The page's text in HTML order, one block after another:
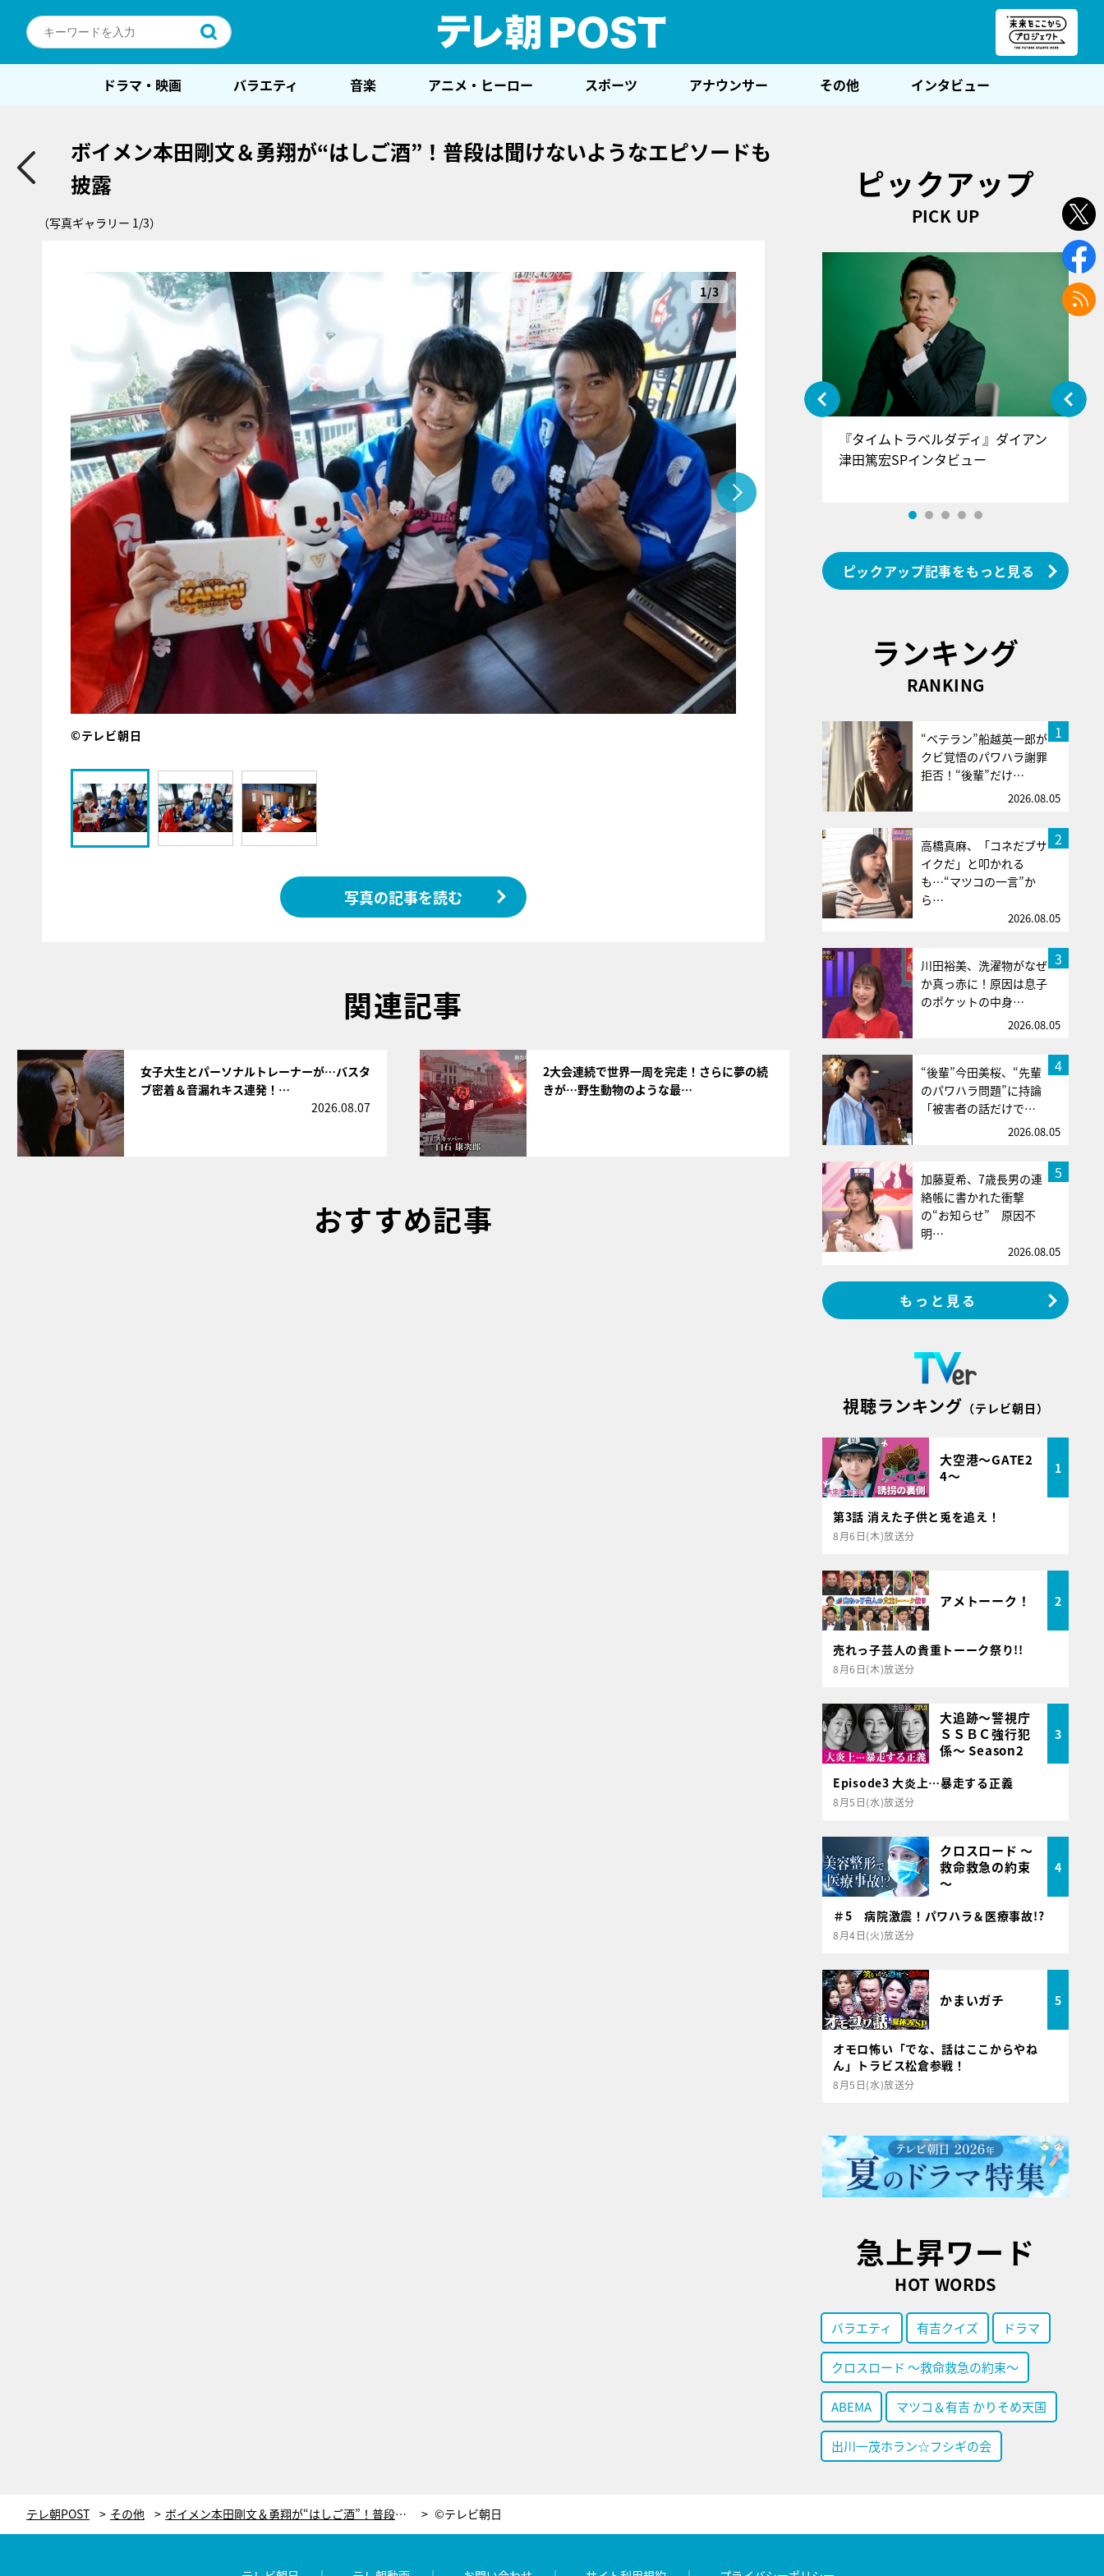
ドラマ・映画 バラエティ 音楽 アニメ・ヒーロー スポーツ アナウンサー その他 インタビュー
ボイメン本田剛文＆勇翔が“はしご酒”！普段は聞けないようなエピソードも
披露
（写真ギャラリー 1/3）
1/3
©テレビ朝日
写真の記事を読む
関連記事
女子大生とパーソナルトレーナーが…バスタ
ブ密着＆音漏れキス連発！…
2026.08.07
2大会連続で世界一周を完走！さらに夢の続
きが…野生動物のような最…
おすすめ記事
ピックアップ
PICK UP
『アイ＝ラブ！げーみんぐ』＝LOV
E齋藤樹愛羅＆佐々木舞香SPインタ
ビュー
『タイムトラベルダディ』ダイアン
津田篤宏SPインタビュー
ピックアップ記事をもっと見る
ランキング
RANKING
1
“ベテラン”船越英一郎が
クビ覚悟のパワハラ謝罪
拒否！“後輩”だけ…
2026.08.05
2
高橋真麻、「コネだブサ
イクだ」と叩かれる
も…“マツコの一言”か
ら…
2026.08.05
3
川田裕美、洗濯物がなぜ
か真っ赤に！原因は息子
のポケットの中身…
2026.08.05
4
“後輩”今田美桜、“先輩
のパワハラ問題”に持論
「被害者の話だけで…
2026.08.05
5
加藤夏希、7歳長男の連
絡帳に書かれた衝撃
の“お知らせ” 原因不
明…
2026.08.05
もっと見る
視聴ランキング （テレビ朝日）
大空港～GATE2
4～
1
第3話 消えた子供と兎を追え！
8月6日(木)放送分
アメトーーク！ 2
売れっ子芸人の貴重トーーク祭り!!
8月6日(木)放送分
大追跡～警視庁
ＳＳＢＣ強行犯
係～ Season2
3
Episode3 大炎上…暴走する正義
8月5日(水)放送分
クロスロード ～
救命救急の約束
～
4
＃5 病院激震！パワハラ＆医療事故!?
8月4日(火)放送分
かまいガチ 5
オモロ怖い「でな、話はここからやね
ん」トラビス松倉参戦！
8月5日(水)放送分
急上昇ワード
HOT WORDS
バラエティ 有吉クイズ ドラマ
クロスロード ～救命救急の約束～
ABEMA マツコ＆有吉 かりそめ天国
出川一茂ホラン☆フシギの会
テレ朝POST その他 ボイメン本田剛文＆勇翔が“はしご酒”！普段は聞けないようなエピソードも披露 ©テレビ朝日